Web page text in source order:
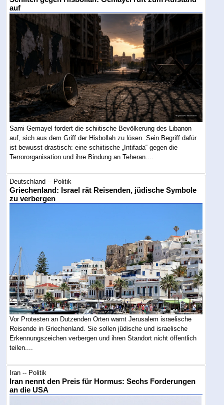
auf
Sami Gemayel fordert die schiitische Bevölkerung des Libanon
auf, sich aus dem Griff der Hisbollah zu lösen. Sein Begriff dafür
ist bewusst drastisch: eine schiitische „Intifada“ gegen die
Terrororganisation und ihre Bindung an Teheran....
Deutschland -- Politik
Griechenland: Israel rät Reisenden, jüdische Symbole
zu verbergen
Vor Protesten an Dutzenden Orten warnt Jerusalem israelische
Reisende in Griechenland. Sie sollen jüdische und israelische
Erkennungszeichen verbergen und ihren Standort nicht öffentlich
teilen....
Iran -- Politik
Iran nennt den Preis für Hormus: Sechs Forderungen
an die USA